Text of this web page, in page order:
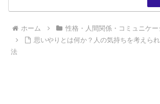
ホーム
性格・人間関係・コミュニケ
思いやりとは何か？人の気持ちを考えら
法